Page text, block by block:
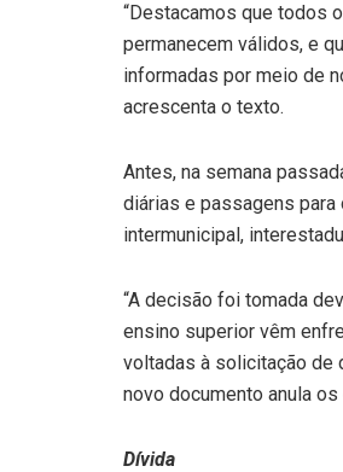
“Destacamos que todos
permanecem válidos, e
informadas por meio de
acrescenta o texto.
Antes, na semana
diárias e passagens para
intermunicipal,
“A decisão foi tomada
ensino superior vêm
voltadas à solicitação de
novo documento anula
Dívida